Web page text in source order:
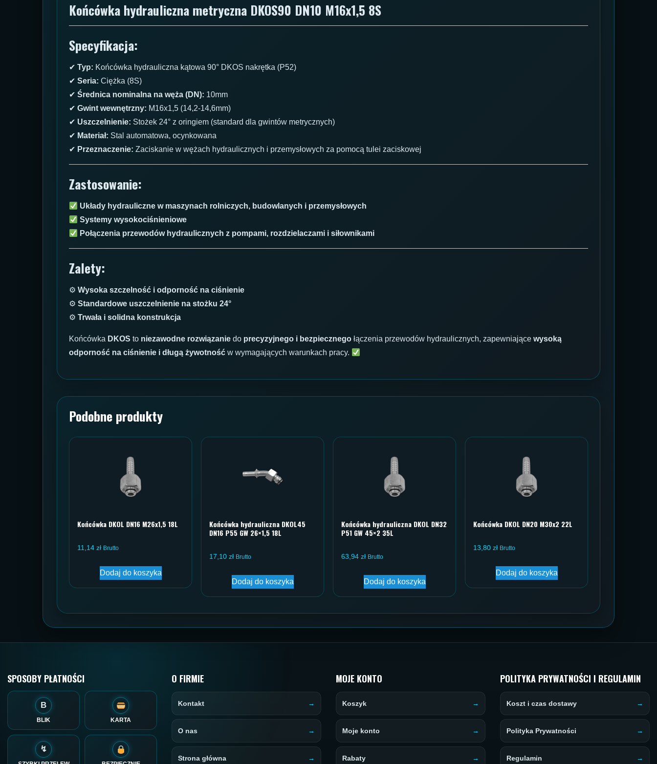
Końcówka hydrauliczna metryczna DKOS90 DN10 M16x1,5 8S
Specyfikacja:
✔ Typ: Końcówka hydrauliczna kątowa 90° DKOS nakrętka (P52)
✔ Seria: Ciężka (8S)
✔ Średnica nominalna na węża (DN): 10mm
✔ Gwint wewnętrzny: M16x1,5 (14,2-14,6mm)
✔ Uszczelnienie: Stożek 24° z oringiem (standard dla gwintów metrycznych)
✔ Materiał: Stal automatowa, ocynkowana
✔ Przeznaczenie: Zaciskanie w wężach hydraulicznych i przemysłowych za pomocą tulei zaciskowej
Zastosowanie:
Układy hydrauliczne w maszynach rolniczych, budowlanych i przemysłowych
Systemy wysokociśnieniowe
Połączenia przewodów hydraulicznych z pompami, rozdzielaczami i siłownikami
Zalety:
⚙ Wysoka szczelność i odporność na ciśnienie
⚙ Standardowe uszczelnienie na stożku 24°
⚙ Trwała i solidna konstrukcja
Końcówka DKOS to niezawodne rozwiązanie do precyzyjnego i bezpiecznego łączenia przewodów hydraulicznych, zapewniające wysoką
odporność na ciśnienie i długą żywotność w wymagających warunkach pracy.
Podobne produkty
Końcówka DKOL DN16 M26x1,5 18L
11,14 zł Brutto
Dodaj do koszyka
Końcówka hydrauliczna DKOL45
DN16 P55 GW 26×1,5 18L
17,10 zł Brutto
Dodaj do koszyka
Końcówka hydrauliczna DKOL DN32
P51 GW 45×2 35L
63,94 zł Brutto
Dodaj do koszyka
Końcówka DKOL DN20 M30x2 22L
13,80 zł Brutto
Dodaj do koszyka
SPOSOBY PŁATNOŚCI
B
BLIK KARTA
↯
O FIRMIE
Kontakt
O nas
Strona główna
MOJE KONTO
Koszyk
Moje konto
Rabaty
POLITYKA PRYWATNOŚCI I REGULAMIN
Koszt i czas dostawy
Polityka Prywatności
Regulamin